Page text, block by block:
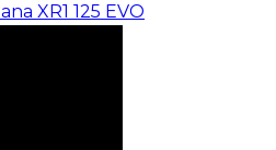
XR1 125 EVO